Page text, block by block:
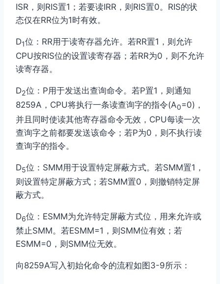
ISR，则RIS置1；若要读IRR，则RIS置0。RIS的状
态仅在RR位为1时有效。
D1位：RR用于读寄存器允许。若RR置1，则允许
CPU按RIS位的设置读寄存器；若RR为0，则不允许
读寄存器。
D2位：P用于发送出查询命令。若P置1，则通知
8259A，CPU将执行一条读查询字的指令(A0=0)，
并且同时使读其他寄存器命令无效，CPU每读一次
查询字之前都要发送该命令；若P为0，则不执行读
查询字的指令。
D5位：SMM用于设置特定屏蔽方式。若SMM置1，
则设置特定屏蔽方式；若SMM置0，则撤销特定屏
蔽方式。
D6位：ESMM为允许特定屏蔽方式位，用来允许或
禁止SMM。若ESMM=1，则SMM位有效；若
ESMM=0，则SMM位无效。
向8259A写入初始化命令的流程如图3-9所示：